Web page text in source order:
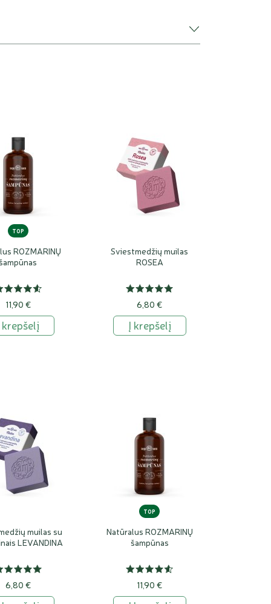
TOP
ROZMARINŲ
11,90 €
krepšelį
Sviestmedžių muilas
ROSEA
6,80 €
Į krepšelį
muilas su
LEVANDINA
6,80 €
TOP
Natūralus ROZMARINŲ
šampūnas
11,90 €